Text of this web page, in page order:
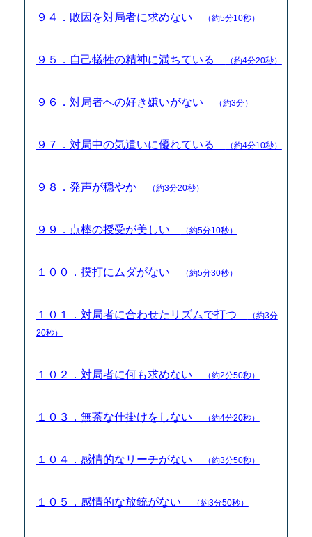
９４．敗因を対局者に求めない （約5分10秒）
９５．自己犠牲の精神に満ちている （約4分20秒）
９６．対局者への好き嫌いがない （約3分）
９７．対局中の気遣いに優れている （約4分10秒）
９８．発声が穏やか （約3分20秒）
９９．点棒の授受が美しい （約5分10秒）
１００．摸打にムダがない （約5分30秒）
１０１．対局者に合わせたリズムで打つ
（約3分
20秒）
１０２．対局者に何も求めない （約2分50秒）
１０３．無茶な仕掛けをしない （約4分20秒）
１０４．感情的なリーチがない （約3分50秒）
１０５．感情的な放銃がない （約3分50秒）